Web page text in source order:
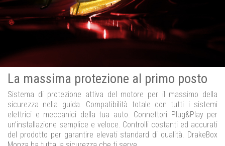
La massima protezione al primo posto
Sistema di protezione attiva del motore per il massimo della
sicurezza nella guida. Compatibilità totale con tutti i sistemi
elettrici e meccanici della tua auto. Connettori Plug&Play per
un’installazione semplice e veloce. Controlli costanti ed accurati
del prodotto per garantire elevati standard di qualità. DrakeBox